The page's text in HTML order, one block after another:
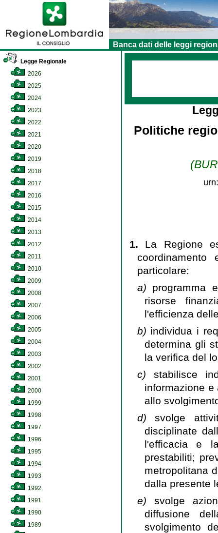
Banca dati delle leggi
Legge Regionale
2026
2025
2024
2023
2022
2021
2020
2019
2018
2017
2016
2015
2014
2013
2012
2011
2010
2009
2008
2007
2006
2005
2004
2003
2002
2001
2000
1999
1998
1997
1996
1995
1994
1993
1992
1991
1990
1989
Politiche
1. La Regione
particolare:
a) programma
risorse
l'efficienza
b) individua i
determina gli
la verifica del
c)stabilisce
informazione
allo
d)svolge
disciplinate
l'efficacia e
prestabiliti;
metropolitana
dalla presente
e) svolge
diffusione
svolgimento